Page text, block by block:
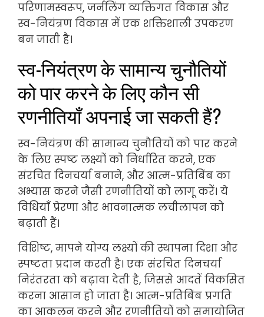
परिणामस्वरूप, जर्नलिंग व्यक्तिगत विकास और
स्व-नियंत्रण विकास में एक शक्तिशाली उपकरण
बन जाती है।
स्व-नियंत्रण के सामान्य चुनौतियों
को पार करने के लिए कौन सी
रणनीतियाँ अपनाई जा सकती हैं?
स्व-नियंत्रण की सामान्य चुनौतियों को पार करने
के लिए स्पष्ट लक्ष्यों को निर्धारित करने, एक
संरचित दिनचर्या बनाने, और आत्म-प्रतिबिंब का
अभ्यास करने जैसी रणनीतियों को लागू करें। ये
विधियाँ प्रेरणा और भावनात्मक लचीलापन को
बढ़ाती हैं।
विशिष्ट, मापने योग्य लक्ष्यों की स्थापना दिशा और
स्पष्टता प्रदान करती है। एक संरचित दिनचर्या
निरंतरता को बढ़ावा देती है, जिससे आदतें विकसित
करना आसान हो जाता है। आत्म-प्रतिबिंब प्रगति
का आकलन करने और रणनीतियों को समायोजित